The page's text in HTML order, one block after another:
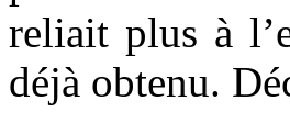
reliait plus à
déjà obtenu.